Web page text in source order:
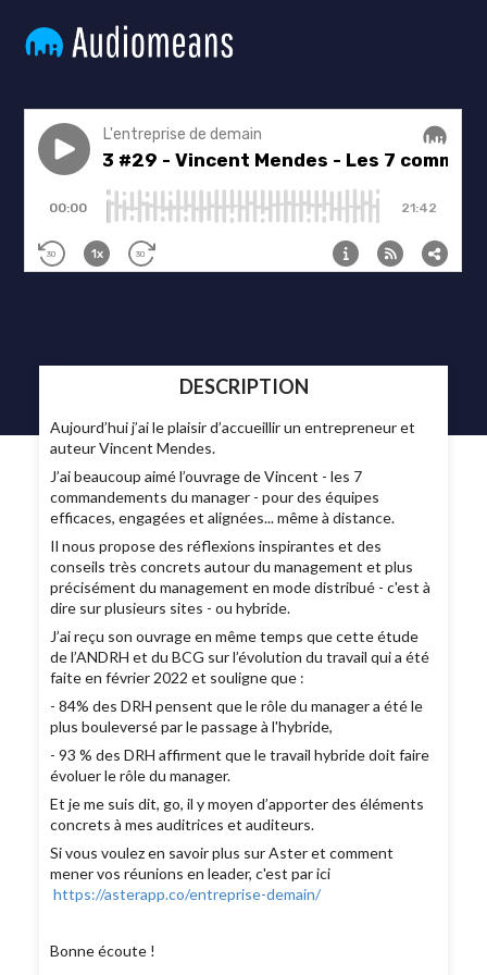
DESCRIPTION
Aujourd’hui j’ai le plaisir d’accueillir un entrepreneur et
auteur Vincent Mendes.
J’ai beaucoup aimé l’ouvrage de Vincent - les 7
commandements du manager - pour des équipes
efficaces, engagées et alignées... même à distance.
Il nous propose des réflexions inspirantes et des
conseils très concrets autour du management et plus
précisément du management en mode distribué - c'est à
dire sur plusieurs sites - ou hybride.
J’ai reçu son ouvrage en même temps que cette étude
de l’ANDRH et du BCG sur l’évolution du travail qui a été
faite en février 2022 et souligne que :
- 84% des DRH pensent que le rôle du manager a été le
plus bouleversé par le passage à l'hybride,
- 93 % des DRH affirment que le travail hybride doit faire
évoluer le rôle du manager.
Et je me suis dit, go, il y moyen d’apporter des éléments
concrets à mes auditrices et auditeurs.
Si vous voulez en savoir plus sur Aster et comment
mener vos réunions en leader, c'est par ici
https://asterapp.co/entreprise-demain/
Bonne écoute !